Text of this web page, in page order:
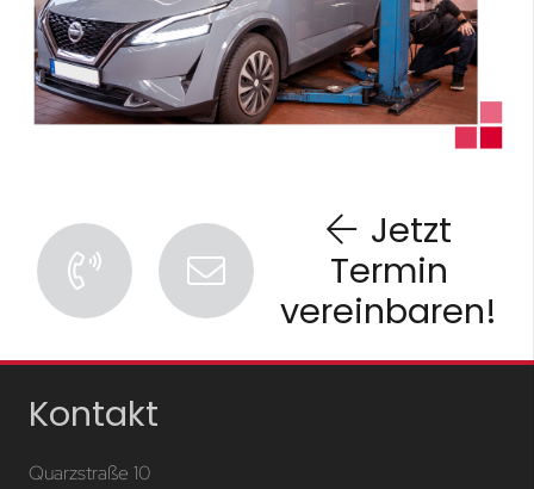
Jetzt
Termin
vereinbaren!
Kontakt
Quarzstraße 10